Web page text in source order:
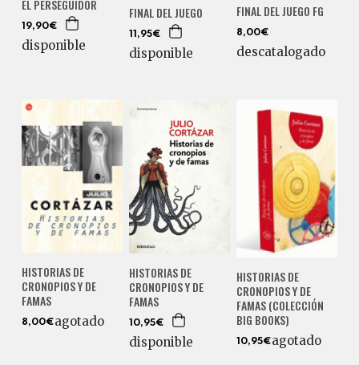
EL PERSEGUIDOR
19,90€
disponible
FINAL DEL JUEGO
11,95€
disponible
FINAL DEL JUEGO FG
8,00€
descatalogado
HISTORIAS DE
CRONOPIOS Y DE
FAMAS
8,00€agotado
HISTORIAS DE
CRONOPIOS Y DE
FAMAS
10,95€
disponible
HISTORIAS DE
CRONOPIOS Y DE
FAMAS (COLECCIÓN
BIG BOOKS)
10,95€agotado